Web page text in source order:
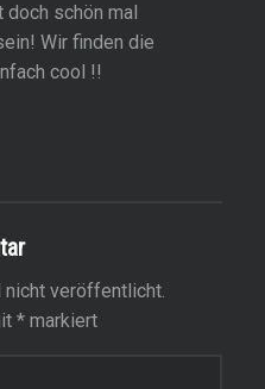
doch schön mal
Wir finden die
cool !!
veröffentlicht.
*markiert